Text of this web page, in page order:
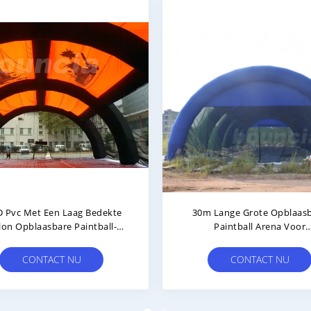
Paintball-Arena Voor
Verkoop
CONTACT NU
Duurzaam Opblaasbaar
Gebied Voor Paintbll-
CONTACT NU